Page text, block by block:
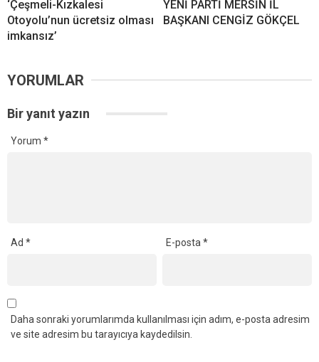
‘Çeşmeli-Kızkalesi
Otoyolu’nun ücretsiz olması
imkansız’
YENİ PARTİ MERSİN İL
BAŞKANI CENGİZ GÖKÇEL
YORUMLAR
Bir yanıt yazın
Yorum *
Ad * E-posta*
Daha sonraki yorumlarımda kullanılması için adım, e-posta adresim
ve site adresim bu tarayıcıya kaydedilsin.